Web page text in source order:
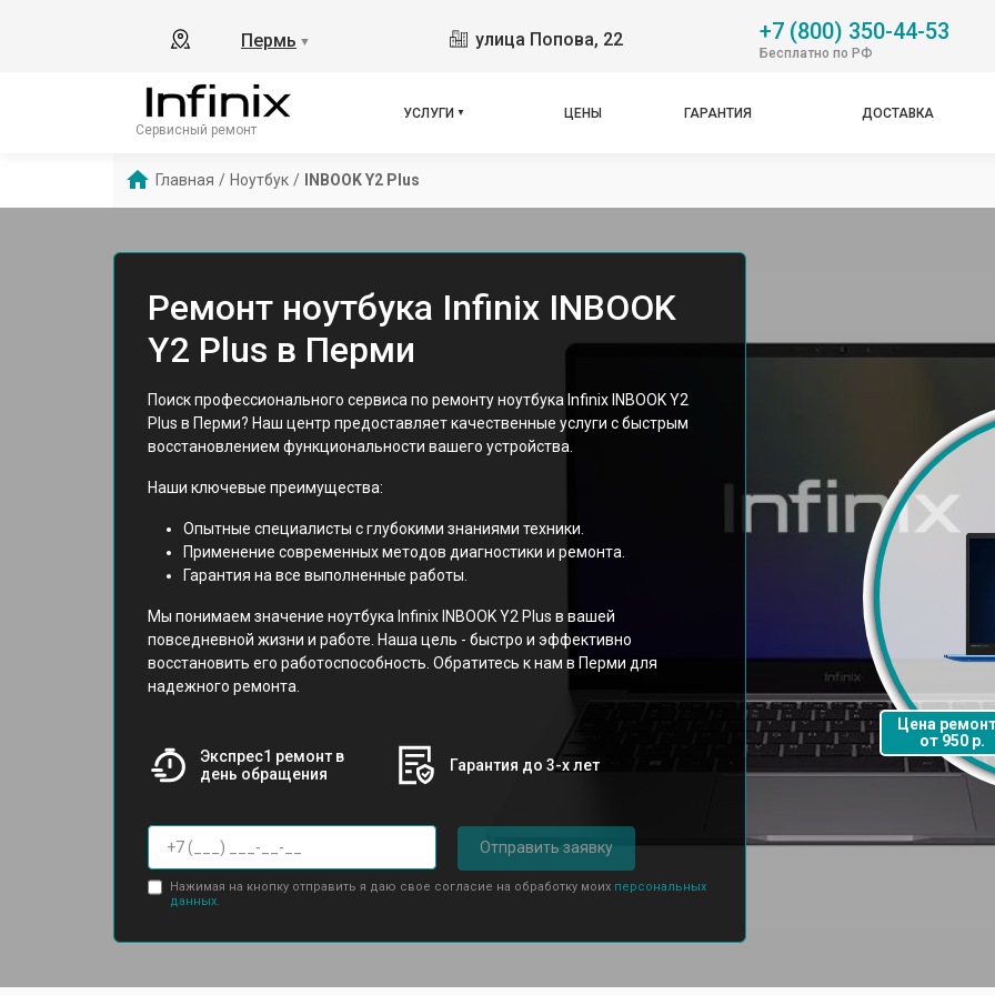
Пермь ▼ улица Попова, 22 +7 (800) 350-44-53
Бесплатно по РФ
Сервисный ремонт
УСЛУГИ ЦЕНЫ ГАРАНТИЯ ДОСТАВКА
Главная / Ноутбук / INBOOK Y2 Plus
Ремонт ноутбука Infinix INBOOK
Y2 Plus в Перми
Поиск профессионального сервиса по ремонту ноутбука Infinix INBOOK Y2
Plus в Перми? Наш центр предоставляет качественные услуги с быстрым
восстановлением функциональности вашего устройства.
Наши ключевые преимущества:
Опытные специалисты с глубокими знаниями техники.
Применение современных методов диагностики и ремонта.
Гарантия на все выполненные работы.
Мы понимаем значение ноутбука Infinix INBOOK Y2 Plus в вашей
повседневной жизни и работе. Наша цель - быстро и эффективно
восстановить его работоспособность. Обратитесь к нам в Перми для
надежного ремонта.
Экспрес1 ремонт в
день обращения
Гарантия до 3-х лет
Отправить заявку
Нажимая на кнопку отправить я даю свое согласие на обработку моих персональных
данных.
Цена
от 950 р.